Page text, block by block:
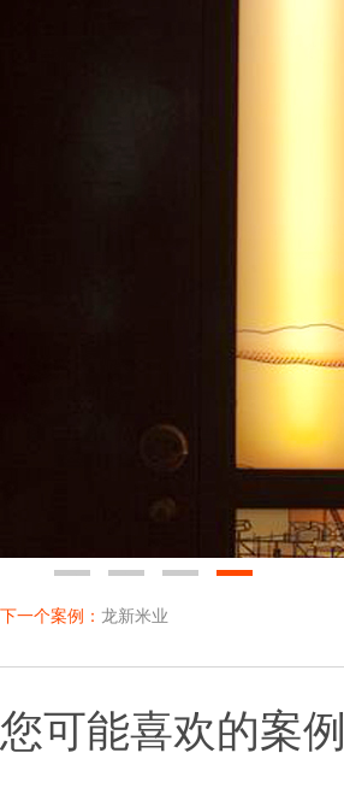
0 1 2 3
下一个案例： 龙新米业
您可能喜欢的案例